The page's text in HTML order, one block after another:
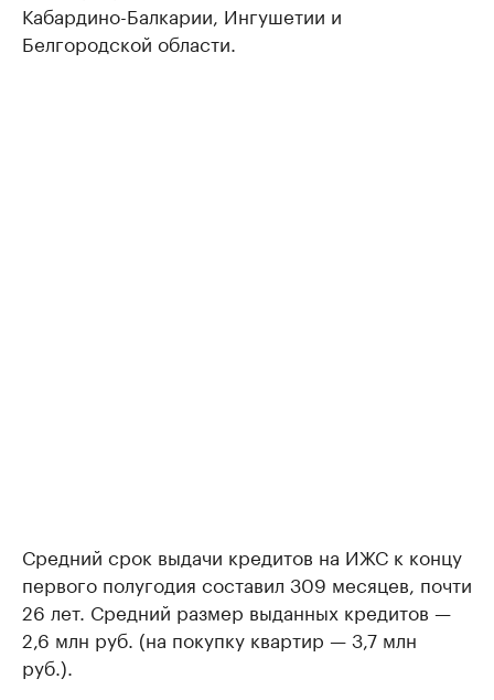
Кабардино-Балкарии, Ингушетии и
Белгородской области.
Средний срок выдачи кредитов на ИЖС к концу
первого полугодия составил 309 месяцев, почти
26 лет. Средний размер выданных кредитов —
2,6 млн руб. (на покупку квартир — 3,7 млн
руб.).